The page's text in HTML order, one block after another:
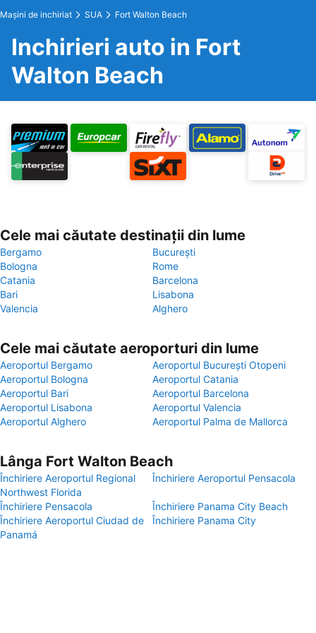
Maşini de inchiriat SUA Fort Walton Beach
Inchirieri auto in Fort
Walton Beach
Cele mai căutate destinații din lume
Bergamo
București
Bologna
Rome
Catania
Barcelona
Bari
Lisabona
Valencia
Alghero
Cele mai căutate aeroporturi din lume
Aeroportul Bergamo
Aeroportul București Otopeni
Aeroportul Bologna
Aeroportul Catania
Aeroportul Bari
Aeroportul Barcelona
Aeroportul Lisabona
Aeroportul Valencia
Aeroportul Alghero
Aeroportul Palma de Mallorca
Lânga Fort Walton Beach
Închiriere Aeroportul Regional
Northwest Florida
Închiriere Aeroportul Pensacola
Închiriere Pensacola
Închiriere Panama City Beach
Închiriere Aeroportul Ciudad de
Panamá
Închiriere Panama City